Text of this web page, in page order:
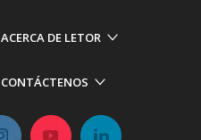
ACERCA DE LETOR
CONTÁCTENOS